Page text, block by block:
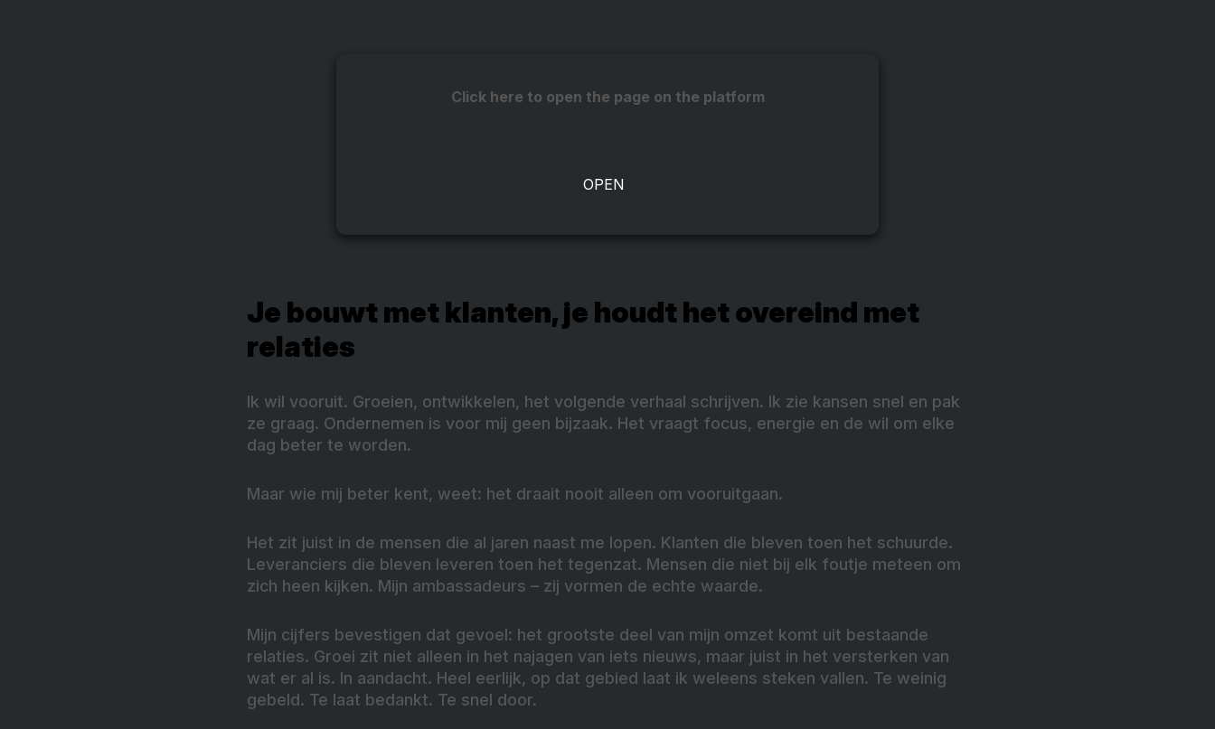
Click here to open the page on the platform
Je bouwt met klanten, je houdt het overeind met
relaties
Ik wil vooruit. Groeien, ontwikkelen, het volgende verhaal schrijven. Ik zie kansen snel en pak
ze graag. Ondernemen is voor mij geen bijzaak. Het vraagt focus, energie en de wil om elke
dag beter te worden.
Maar wie mij beter kent, weet: het draait nooit alleen om vooruitgaan.
Het zit juist in de mensen die al jaren naast me lopen. Klanten die bleven toen het schuurde.
Leveranciers die bleven leveren toen het tegenzat. Mensen die niet bij elk foutje meteen om
zich heen kijken. Mijn ambassadeurs – zij vormen de echte waarde.
Mijn cijfers bevestigen dat gevoel: het grootste deel van mijn omzet komt uit bestaande
relaties. Groei zit niet alleen in het najagen van iets nieuws, maar juist in het versterken van
wat er al is. In aandacht. Heel eerlijk, op dat gebied laat ik weleens steken vallen. Te weinig
gebeld. Te laat bedankt. Te snel door.